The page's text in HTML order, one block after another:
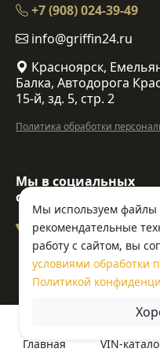
Главная VIN-
Мы используем файлы
рекомендательные
работу с сайтом, вы
условиями обработки
Политикой
+7 (908) 024-39-49
info@griffin24.ru
Красноярск,
Балка, Автодорога
15-й, зд. 5, стр. 2
Политика обработки
Мы в социальных
сетях:
© ООО